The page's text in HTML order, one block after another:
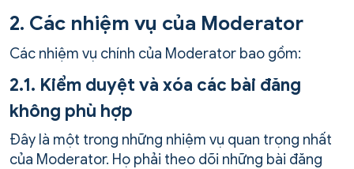
2. Các nhiệm vụ của Moderator
Các nhiệm vụ chính của Moderator bao gồm:
2.1. Kiểm duyệt và xóa các bài đăng
không phù hợp
Đây là một trong những nhiệm vụ quan trọng nhất
của Moderator. Họ phải theo dõi những bài đăng